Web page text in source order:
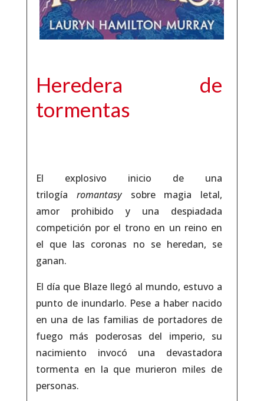
Heredera de
tormentas
El explosivo inicio de una
trilogía romantasysobre magia letal,
amor prohibido y una despiadada
competición por el trono en un reino en
el que las coronas no se heredan, se
ganan.
El día que Blaze llegó al mundo, estuvo a
punto de inundarlo. Pese a haber nacido
en una de las familias de portadores de
fuego más poderosas del imperio, su
nacimiento invocó una devastadora
tormenta en la que murieron miles de
personas.